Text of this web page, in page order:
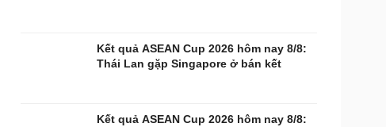
Kết quả ASEAN Cup 2026 hôm nay 8/8:
Thái Lan gặp Singapore ở bán kết
Kết quả ASEAN Cup 2026 hôm nay 8/8: